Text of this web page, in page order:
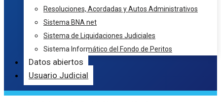
Resoluciones, Acordadas y Autos Administrativos
Sistema BNA net
Sistema de Liquidaciones Judiciales
Sistema Informático del Fondo de Peritos
Datos abiertos
Usuario Judicial